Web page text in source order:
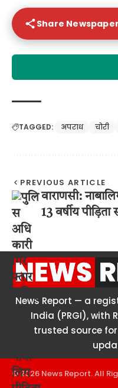
Share
TAGGED: अपराध चोरी
PREVIOUS ARTICLE
वाराणसी:
13 वर्षीय
News Report — a
India (PRGI), with
trusted source
© 2026 News Report. All